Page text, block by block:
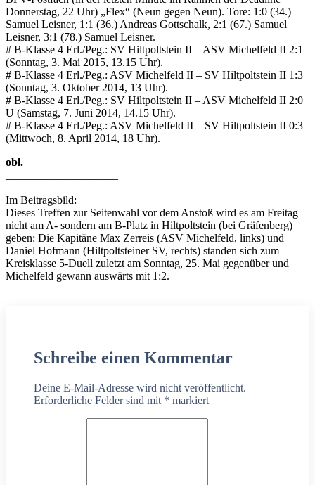
Donnerstag, 22 Uhr) „Flex“ (Neun gegen Neun). Tore: 1:0 (34.)
Samuel Leisner, 1:1 (36.) Andreas Gottschalk, 2:1 (67.) Samuel
Leisner, 3:1 (78.) Samuel Leisner.
# B-Klasse 4 Erl./Peg.: SV Hiltpoltstein II – ASV Michelfeld II 2:1
(Sonntag, 3. Mai 2015, 13.15 Uhr).
# B-Klasse 4 Erl./Peg.: ASV Michelfeld II – SV Hiltpoltstein II 1:3
(Sonntag, 3. Oktober 2014, 13 Uhr).
# B-Klasse 4 Erl./Peg.: SV Hiltpoltstein II – ASV Michelfeld II 2:0
U (Samstag, 7. Juni 2014, 14.15 Uhr).
# B-Klasse 4 Erl./Peg.: ASV Michelfeld II – SV Hiltpoltstein II 0:3
(Mittwoch, 8. April 2014, 18 Uhr).
obl.
Im Beitragsbild:
Dieses Treffen zur Seitenwahl vor dem Anstoß wird es am Freitag
nicht am A- sondern am B-Platz in Hiltpoltstein (bei Gräfenberg)
geben: Die Kapitäne Max Zerreis (ASV Michelfeld, links) und
Daniel Hofmann (Hiltpoltsteiner SV, rechts) standen sich zum
Kreisklasse 5-Duell zuletzt am Sonntag, 25. Mai gegenüber und
Michelfeld gewann auswärts mit 1:2.
Schreibe einen Kommentar
Deine E-Mail-Adresse wird nicht veröffentlicht.
Erforderliche Felder sind mit * markiert